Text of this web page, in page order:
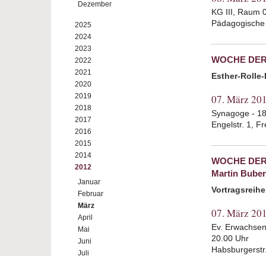
Dezember
2025
2024
2023
2022
2021
2020
2019
2018
2017
2016
2015
2014
2012
Januar
Februar
März
April
Mai
Juni
Juli
KG III, Raum
WOCHE
Esther-
07. März
Synagoge -
Engelstr. 1,
WOCHE
Martin
07. März
Ev.
20.00 Uhr